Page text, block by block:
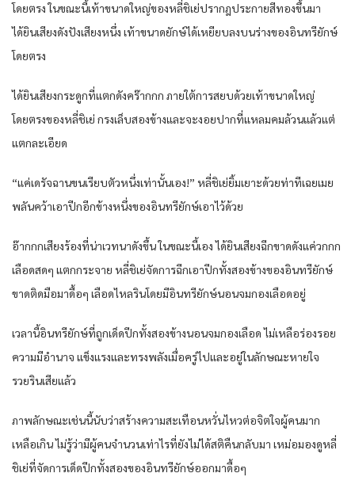
โดยตรง ในขณะนี้เท้าขนาดใหญ่ของหลี่ชิเย่ปรากฎประกายสีทองขึ้นมา
ได้ยินเสียงดังปังเสียงหนึ่ง เท้าขนาดยักษ์ได้เหยียบลงบนร่างของอินทรียักษ์
โดยตรง
ได้ยินเสียงกระดูกที่แตกดังคร๊ากกก ภายใต้การสยบด้วยเท้าขนาดใหญ่
โดยตรงของหลี่ชิเย่ กรงเล็บสองข้างและจะงอยปากที่แหลมคมล้วนแล้วแต่
แตกละเอียด
“แค่เดรัจฉานขนเรียบตัวหนึ่งเท่านั้นเอง!” หลี่ชิเย่ยิ้มเยาะด้วยท่าทีเฉยเมย
พลันคว้าเอาปีกอีกข้างหนึ่งของอินทรียักษ์เอาไว้ด้วย
อ๊ากกกเสียงร้องที่น่าเวทนาดังขึ้น ในขณะนี้เอง ได้ยินเสียงฉีกขาดดังแค่วกกก
เลือดสดๆ แตกกระจาย หลี่ชิเย่จัดการฉีกเอาปีกทั้งสองข้างของอินทรียักษ์
ขาดติดมือมาดื้อๆ เลือดไหลรินโดยมีอินทรียักษ์นอนจมกองเลือดอยู่
เวลานี้อินทรียักษ์ที่ถูกเด็ดปีกทั้งสองข้างนอนจมกองเลือด ไม่เหลือร่องรอย
ความมีอำนาจ แข็งแรงและทรงพลังเมื่อครู่ไปและอยู่ในลักษณะหายใจ
รวยรินเสียแล้ว
ภาพลักษณะเช่นนี้นับว่าสร้างความสะเทือนหวั่นไหวต่อจิตใจผู้คนมาก
เหลือเกิน ไม่รู้ว่ามีผู้คนจำนวนเท่าไรที่ยังไม่ได้สติคืนกลับมา เหม่อมองดูหลี่
ชิเย่ที่จัดการเด็ดปีกทั้งสองของอินทรียักษ์ออกมาดื้อๆ